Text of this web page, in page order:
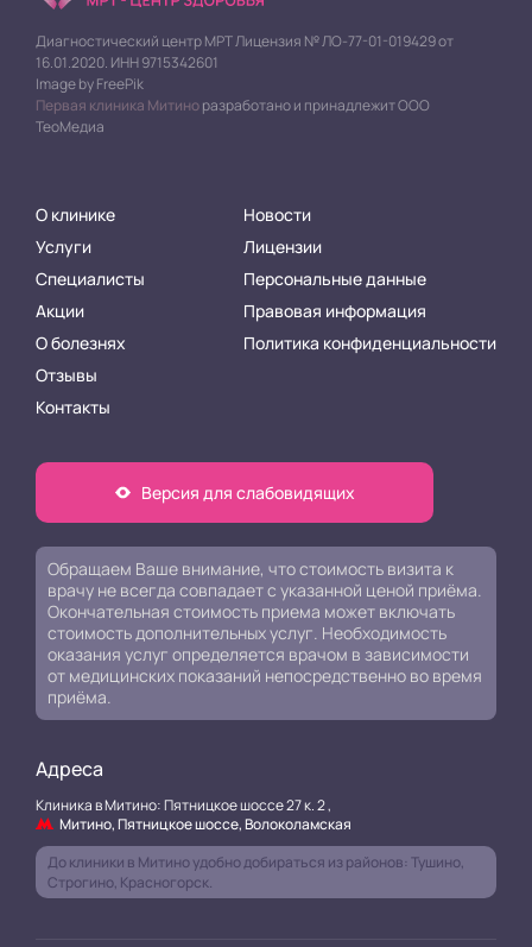
Диагностический центр МРТ Лицензия № ЛО-77-01-019429 от
16.01.2020. ИНН 9715342601
Image by FreePik
Первая клиника Митиноразработано и принадлежит ООО
ТеоМедиа
О клинике
Услуги
Специалисты
Акции
О болезнях
Отзывы
Контакты
Новости
Лицензии
Персональные данные
Правовая информация
Политика конфиденциальности
Версия для слабовидящих
Обращаем Ваше внимание, что стоимость визита к
врачу не всегда совпадает с указанной ценой приёма.
Окончательная стоимость приема может включать
стоимость дополнительных услуг. Необходимость
оказания услуг определяется врачом в зависимости
от медицинских показаний непосредственно во время
приёма.
Адреса
Клиника в Митино: Пятницкое шоссе 27 к. 2 ,
Митино, Пятницкое шоссе, Волоколамская
До клиники в Митино удобно добираться из районов: Тушино,
Строгино, Красногорск.